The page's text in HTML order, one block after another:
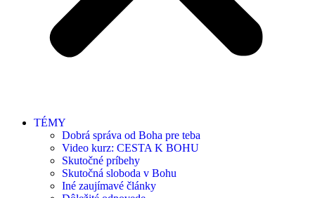
TÉMY
Dobrá správa od Boha pre teba
Video kurz: CESTA K BOHU
Skutočné príbehy
Skutočná sloboda v Bohu
Iné zaujímavé články